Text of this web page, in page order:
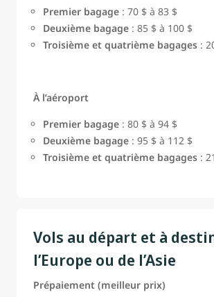
Premier bagage : 70 $ à 83 $
Deuxième bagage : 85 $ à 100 $
Troisième et quatrième bagages :
À l’aéroport
Premier bagage : 80 $ à 94 $
Deuxième bagage : 95 $ à 112 $
Troisième et quatrième bagages :
Vols au départ et à
l’Europe ou de l’Asie
Prépaiement (meilleur prix)